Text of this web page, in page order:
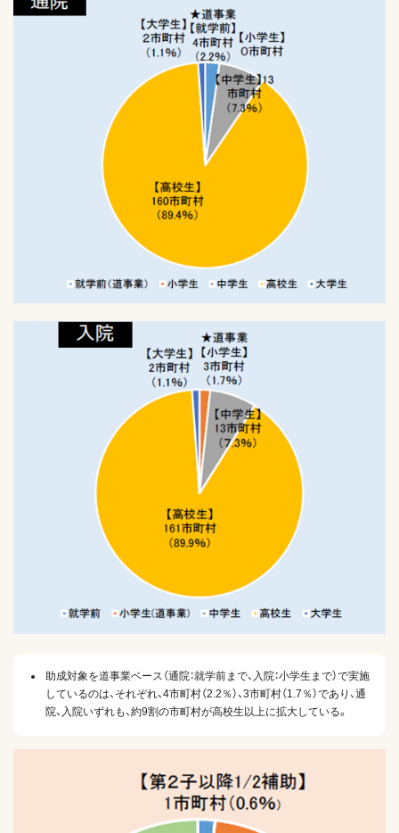
助成対象を道事業ベース（通院：就学前まで、入院：小学生まで）で実施
しているのは、それぞれ、4市町村（2.2％）、3市町村（1.7％）であり、通
院、入院いずれも、約9割の市町村が高校生以上に拡大している。